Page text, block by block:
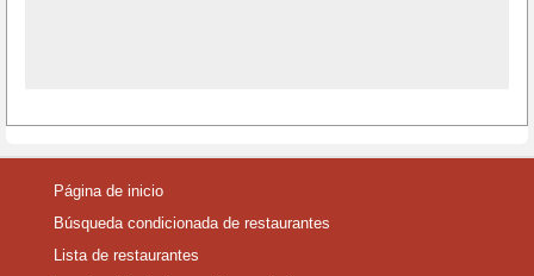
Página de inicio
Búsqueda condicionada de restaurantes
Lista de restaurantes